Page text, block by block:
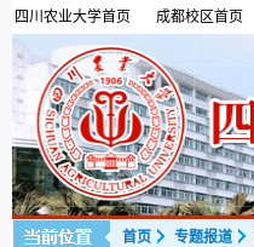
四川农业大学首页 成都校区首页
首页 专题报道